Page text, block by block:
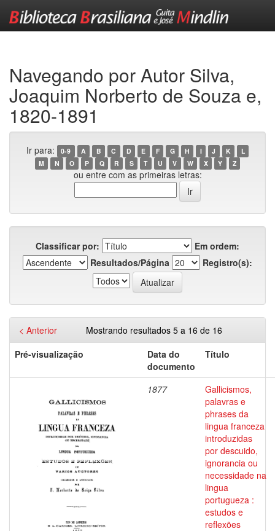
Navegando por Autor Silva,
Joaquim Norberto de Souza e,
1820-1891
Ir para: 0-9 A B C D E F G H I J K
L
M
N O P Q R S T U V W X Y Z
ou entre com as primeiras letras:
Classificar por:
Em ordem:
Resultados/Página
Registro(s):
Mostrando resultados 5 a 16 de 16
< Anterior
Pré-visualização
Data do
documento
Título
1877
Gallicismos,
palavras e
phrases da
lingua franceza
introduzidas
por descuido,
ignorancia ou
necessidade na
lingua
portugueza :
estudos e
reflexões